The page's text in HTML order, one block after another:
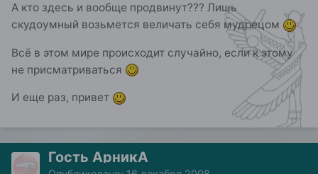
А кто здесь и вообще продвинут??? Лишь
скудоумный возьмется величать себя мудрецом
Всё в этом мире происходит случайно, если к этому
не присматриваться
И еще раз, привет
Гость АрникА